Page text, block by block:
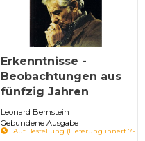
Erkenntnisse -
Beobachtungen aus
fünfzig Jahren
Leonard Bernstein
Gebundene Ausgabe
Auf Bestellung (Lieferung innert 7-